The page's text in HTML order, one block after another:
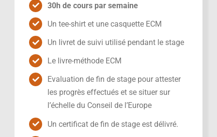
30h de cours par semaine
Un tee-shirt et une casquette ECM
Un livret de suivi utilisé pendant le stage
Le livre-méthode ECM
Evaluation de fin de stage pour attester
les progrès effectués et se situer sur
l’échelle du Conseil de l’Europe
Un certificat de fin de stage est délivré.